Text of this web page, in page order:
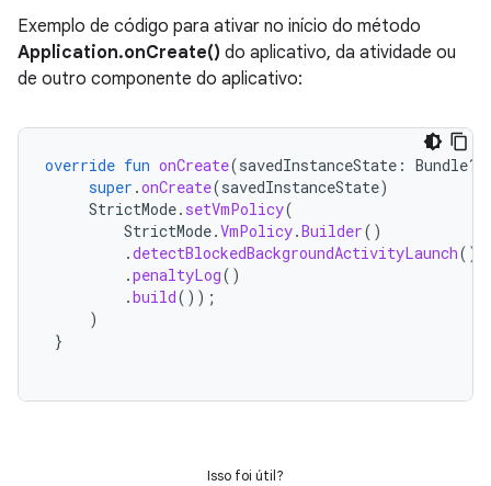
Exemplo de código para ativar no início do método
Application.onCreate() do aplicativo, da atividade ou
de outro componente do aplicativo:
override fun onCreate(savedInstanceState : Bundle?)
super .onCreate(savedInstanceState)
StrictMode. setVmPolicy(
StrictMode.VmPolicy.Builder()
.detectBlockedBackgroundActivityLaunch()
.penaltyLog()
.build());
)
}
Isso foi útil?